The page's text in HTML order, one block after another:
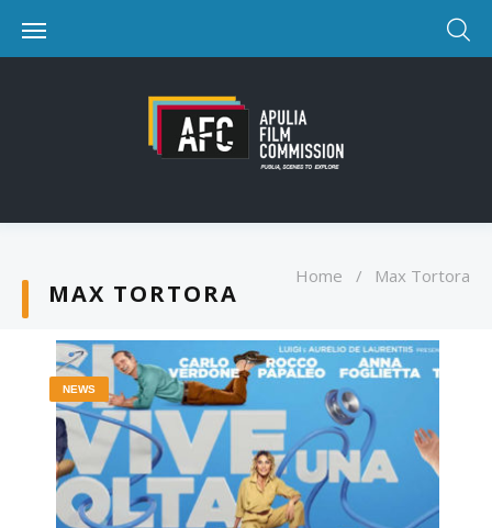
MAX TORTORA
Home / Max Tortora
NEWS